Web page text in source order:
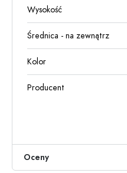
Wysokość
Średnica - na zewnątrz
Kolor
Producent
Oceny